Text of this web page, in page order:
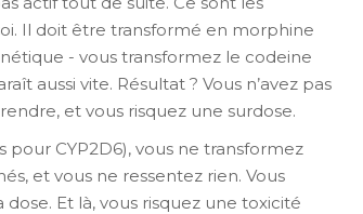
Il doit être transformé en morphine
- vous transformez le codeine
aussi vite. Résultat ? Vous n’avez pas
et vous risquez une surdose.
pour CYP2D6), vous ne transformez
et vous ne ressentez rien. Vous
Et là, vous risquez une toxicité